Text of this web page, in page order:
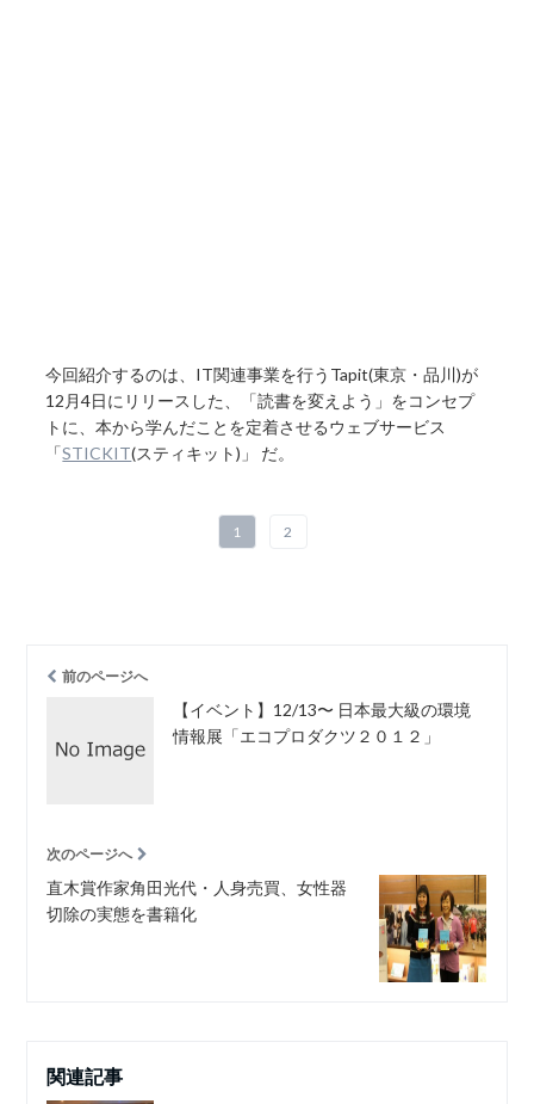
今回紹介するのは、IT関連事業を行うTapit(東京・品川)が
12月4日にリリースした、「読書を変えよう」をコンセプ
トに、本から学んだことを定着させるウェブサービス
「STICKIT(スティキット)」 だ。
1 2
前のページへ
【イベント】12/13〜 日本最大級の環境
情報展「エコプロダクツ２０１２」
次のページへ
直木賞作家角田光代・人身売買、女性器
切除の実態を書籍化
関連記事